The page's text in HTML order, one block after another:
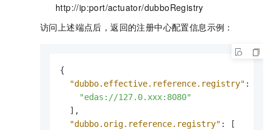
http://ip:port/actuator/dubboRegistry
访问上述端点后，返回的注册中心配置信息示例：
{
"dubbo.effective.reference.registry" :
"edas://127.0.xxx:8080"
] ,
"dubbo.orig.reference.registry" :
[